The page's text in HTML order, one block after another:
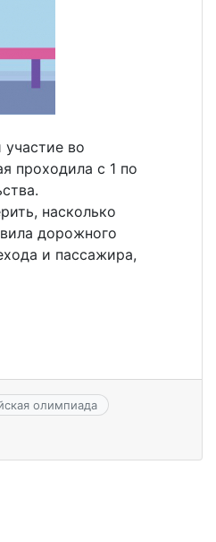
во
проходила с 1 по
насколько
дорожного
и пассажира,
олимпиада